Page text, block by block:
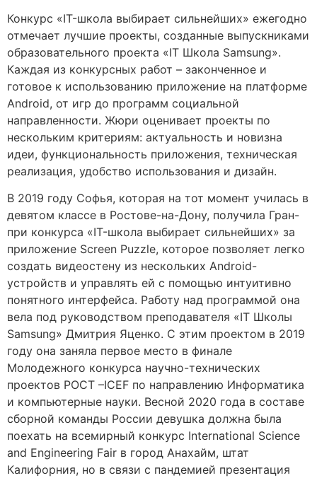
Конкурс «IT-школа выбирает сильнейших» ежегодно
отмечает лучшие проекты, созданные выпускниками
образовательного проекта «IT Школа Samsung».
Каждая из конкурсных работ – законченное и
готовое к использованию приложение на платформе
Android, от игр до программ социальной
направленности. Жюри оценивает проекты по
нескольким критериям: актуальность и новизна
идеи, функциональность приложения, техническая
реализация, удобство использования и дизайн.
В 2019 году Софья, которая на тот момент училась в
девятом классе в Ростове-на-Дону, получила Гран-
при конкурса «IT-школа выбирает сильнейших» за
приложение Screen Puzzle, которое позволяет легко
создать видеостену из нескольких Android-
устройств и управлять ей с помощью интуитивно
понятного интерфейса. Работу над программой она
вела под руководством преподавателя «IT Школы
Samsung» Дмитрия Яценко. С этим проектом в 2019
году она заняла первое место в финале
Молодежного конкурса научно-технических
проектов РОСТ –ICEF по направлению Информатика
и компьютерные науки. Весной 2020 года в составе
сборной команды России девушка должна была
поехать на всемирный конкурс International Science
and Engineering Fair в город Анахайм, штат
Калифорния, но в связи с пандемией презентация